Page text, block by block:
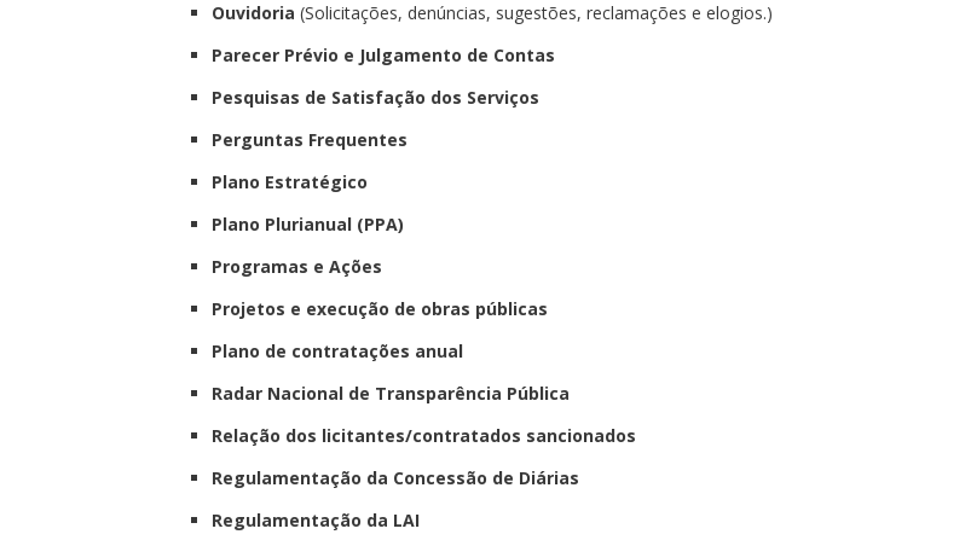
Ouvidoria (Solicitações, denúncias, sugestões, reclamações e elogios.)
Parecer Prévio e Julgamento de Contas
Pesquisas de Satisfação dos Serviços
Perguntas Frequentes
Plano Estratégico
Plano Plurianual (PPA)
Programas e Ações
Projetos e execução de obras públicas
Plano de contratações anual
Radar Nacional de Transparência Pública
Relação dos licitantes/contratados sancionados
Regulamentação da Concessão de Diárias
Regulamentação da LAI